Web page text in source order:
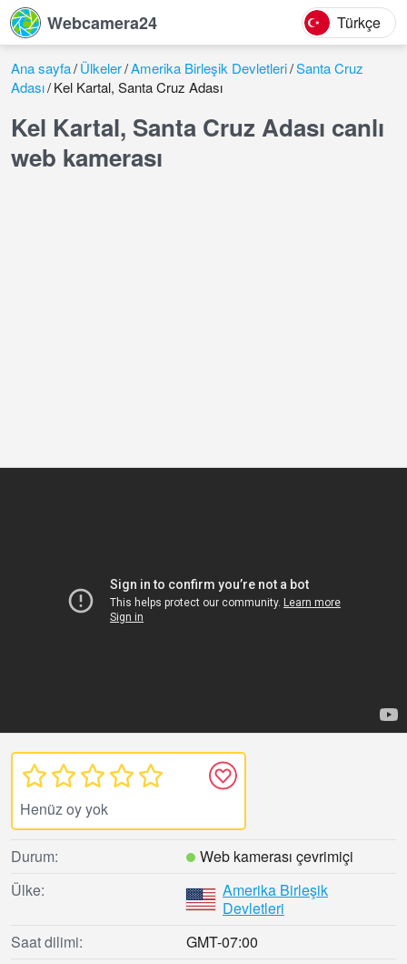
Webcamera24 Türkçe
Ana sayfa Ülkeler Amerika Birleşik Devletleri Santa Cruz
Adası Kel Kartal, Santa Cruz Adası
Kel Kartal, Santa Cruz Adası canlı
web kamerası
Henüz oy yok
Durum:
Web kamerası çevrimiçi
Ülke:
Amerika Birleşik
Devletleri
Saat dilimi:
GMT-07:00